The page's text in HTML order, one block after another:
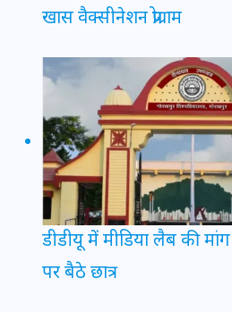
खास वैक्सीनेशन प्रोग्राम
डीडीयू में मीडिया लैब की
पर बैठे छात्र